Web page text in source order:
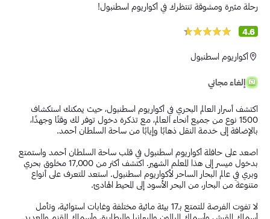
رحلة مثيرة ومشوقة تنتظرك في أكواريوم اسطنبول!
4.6
أكواريوم اسطنبول
إلغاء مجاني
اكتشف أسرار العالم البحري في أكواريوم اسطنبول، حيث يمكنك استكشاف
1500 نوع من جميع أنحاء العالم، مع تذكرة دخول توفر لك وقتًا وجهدًا،
بالإضافة إلى خدمة النقل ذهابًا وإيابًا من ساحة السلطان أحمد.
اصعد على حافلة أكواريوم اسطنبول في قلب ساحة السلطان أحمد واستمتع
بدخول ميسر إلى هذا المعلم الشهير. اكتشف أكثر من 17,000 مخلوق بحري
وبري في عالم البحار الساحر لأكواريوم اسطنبول. استعد للتعرف على أنواع
متنوعة من البحار، من البحر الأسود إلى المحيط الهادئ.
لا تفوت الفرصة للتمتع بـ17 بيئة مائية مختلفة وغابات استوائية، وتأمل
أسماك القرش وأسماك البالون والبيرانيا والبطاريق وأسماك القزم والعديد